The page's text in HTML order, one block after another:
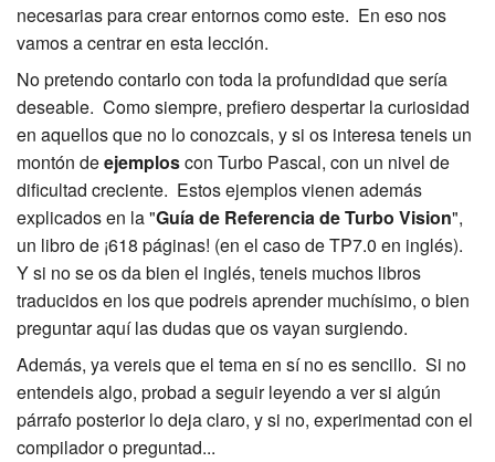
necesarias para crear entornos como este. En eso nos
vamos a centrar en esta lección.
No pretendo contarlo con toda la profundidad que sería
deseable. Como siempre, prefiero despertar la curiosidad
en aquellos que no lo conozcais, y si os interesa teneis un
montón deejemploscon Turbo Pascal, con un nivel de
dificultad creciente. Estos ejemplos vienen además
explicados en la "Guía de Referencia de Turbo Vision",
un libro de ¡618 páginas! (en el caso de TP7.0 en inglés).
Y si no se os da bien el inglés, teneis muchos libros
traducidos en los que podreis aprender muchísimo, o bien
preguntar aquí las dudas que os vayan surgiendo.
Además, ya vereis que el tema en sí no es sencillo. Si no
entendeis algo, probad a seguir leyendo a ver si algún
párrafo posterior lo deja claro, y si no, experimentad con el
compilador o preguntad...